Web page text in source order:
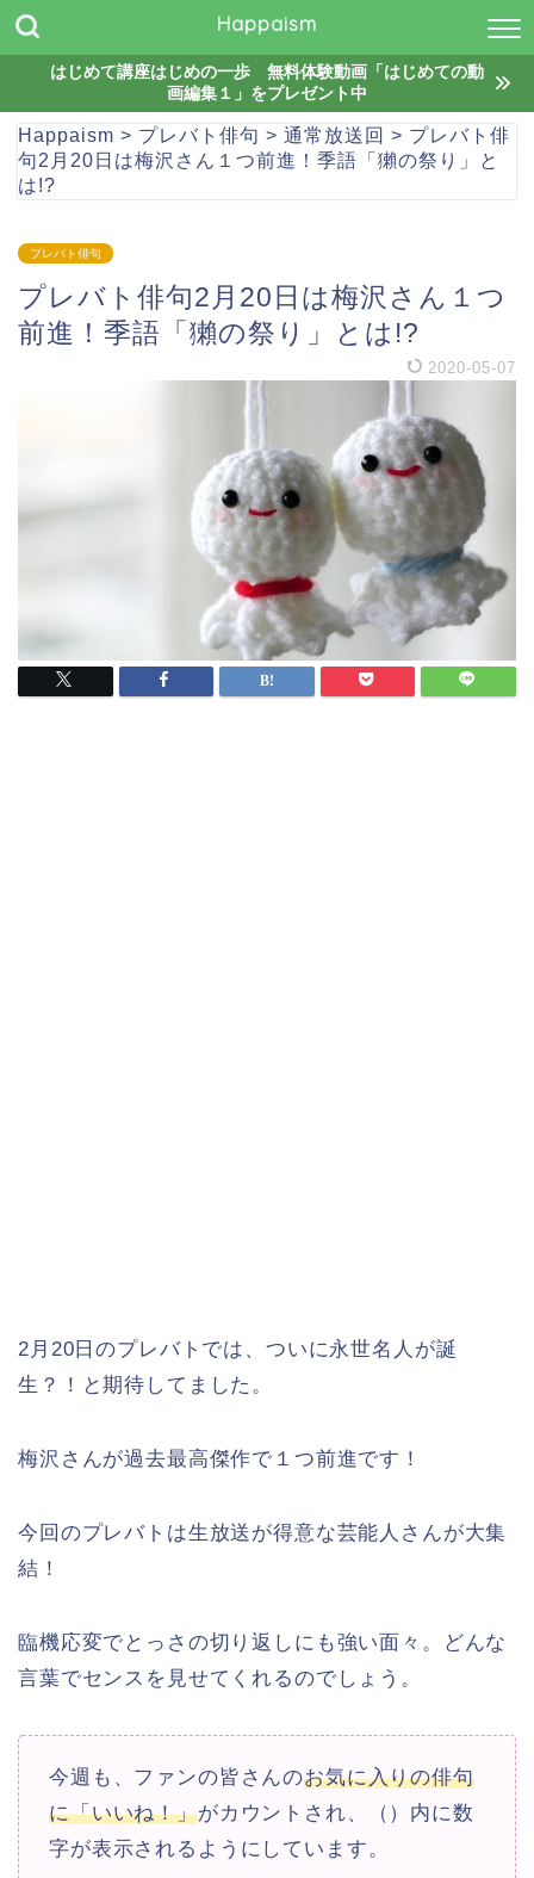
Happaism
はじめて講座はじめの一歩 無料体験動画「はじめての動
画編集１」をプレゼント中
Happaism > プレバト俳句 > 通常放送回 > プレバト俳
句2月20日は梅沢さん１つ前進！季語「獺の祭り」と
は!?
プレバト俳句
プレバト俳句2月20日は梅沢さん１つ
前進！季語「獺の祭り」とは!?
2020-05-07
2月20日のプレバトでは、ついに永世名人が誕
生？！と期待してました。
梅沢さんが過去最高傑作で１つ前進です！
今回のプレバトは生放送が得意な芸能人さんが大集
結！
臨機応変でとっさの切り返しにも強い面々。どんな
言葉でセンスを見せてくれるのでしょう。
今週も、ファンの皆さんのお気に入りの俳句
に「いいね！」がカウントされ、（）内に数
字が表示されるようにしています。